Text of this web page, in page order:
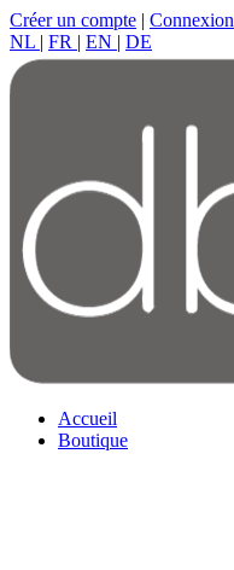
Créer un compte | Connexion
NL | FR | EN | DE
Accueil
Boutique